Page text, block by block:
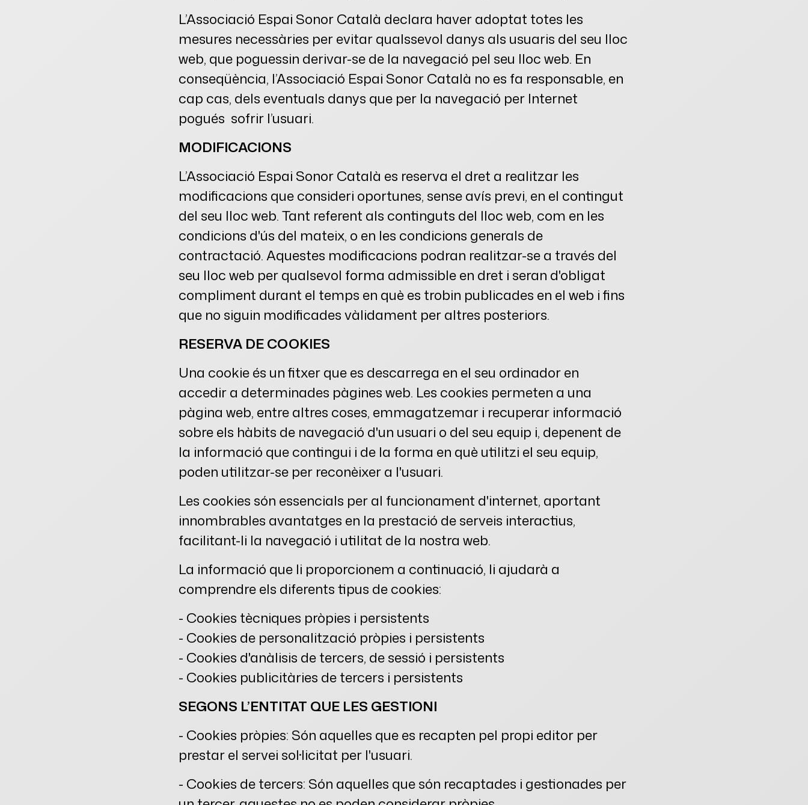
L’Associació Espai Sonor Català declara haver adoptat totes les
mesures necessàries per evitar qualssevol danys als usuaris del seu lloc
web, que poguessin derivar-se de la navegació pel seu lloc web. En
conseqüència, l’Associació Espai Sonor Català no es fa responsable, en
cap cas, dels eventuals danys que per la navegació per Internet
pogués sofrir l’usuari.
MODIFICACIONS
L’Associació Espai Sonor Català es reserva el dret a realitzar les
modificacions que consideri oportunes, sense avís previ, en el contingut
del seu lloc web. Tant referent als continguts del lloc web, com en les
condicions d'ús del mateix, o en les condicions generals de
contractació. Aquestes modificacions podran realitzar-se a través del
seu lloc web per qualsevol forma admissible en dret i seran d'obligat
compliment durant el temps en què es trobin publicades en el web i fins
que no siguin modificades vàlidament per altres posteriors.
RESERVA DE COOKIES
Una cookie és un fitxer que es descarrega en el seu ordinador en
accedir a determinades pàgines web. Les cookies permeten a una
pàgina web, entre altres coses, emmagatzemar i recuperar informació
sobre els hàbits de navegació d'un usuari o del seu equip i, depenent de
la informació que contingui i de la forma en què utilitzi el seu equip,
poden utilitzar-se per reconèixer a l'usuari.
Les cookies són essencials per al funcionament d'internet, aportant
innombrables avantatges en la prestació de serveis interactius,
facilitant-li la navegació i utilitat de la nostra web.
La informació que li proporcionem a continuació, li ajudarà a
comprendre els diferents tipus de cookies:
- Cookies tècniques pròpies i persistents
- Cookies de personalització pròpies i persistents
- Cookies d'anàlisis de tercers, de sessió i persistents
- Cookies publicitàries de tercers i persistents
SEGONS L’ENTITAT QUE LES GESTIONI
- Cookies pròpies: Són aquelles que es recapten pel propi editor per
prestar el servei sol·licitat per l'usuari.
- Cookies de tercers: Són aquelles que són recaptades i gestionades per